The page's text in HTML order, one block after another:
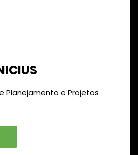
Planejamento e Projetos